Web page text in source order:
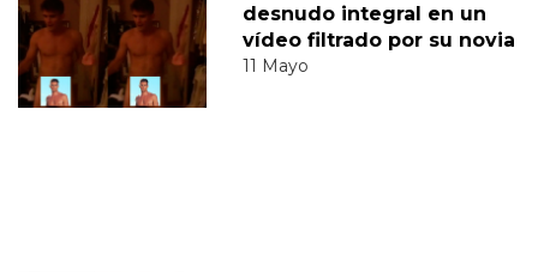
desnudo integral en un
vídeo filtrado por su novia
11 Mayo